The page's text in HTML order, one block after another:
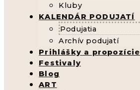
Kluby
KALENDÁR PODUJATÍ
Podujatia
Archív podujatí
Prihlášky a propozície
Festivaly
Blog
ART